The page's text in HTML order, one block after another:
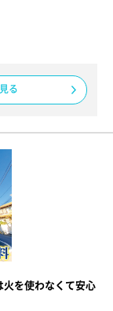
る
を使わなくて安心